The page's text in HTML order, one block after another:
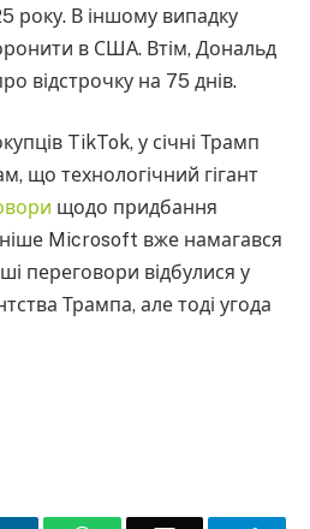
року. В іншому випадку
в США. Втім, Дональд
відстрочку на 75 днів.
TikTok, у січні Трамп
що технологічний гігант
щодо придбання
Microsoft вже намагався
переговори відбулися у
Трампа, але тоді угода